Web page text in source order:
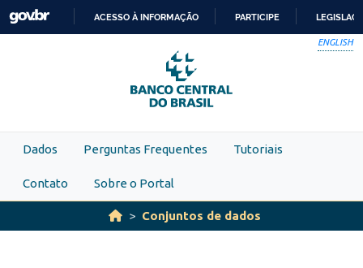
Skip to main content
PARA
O
CONTEÚDO
ACESSO À INFORMAÇÃO PARTICIPE
ENGLISH
Dados Perguntas Frequentes Tutoriais
Contato Sobre o Portal
Conjuntos de dados